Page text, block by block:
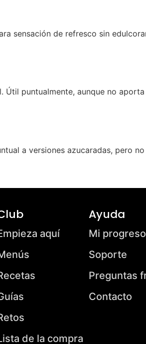
sensación de refresco sin
puntualmente, aunque no
a versiones azucaradas, pero
aquí
de la compra
Ayuda
Mi progreso
Soporte
Preguntas
Contacto